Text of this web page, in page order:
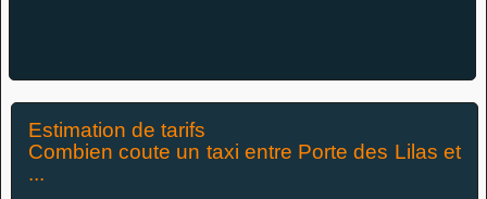
Estimation de tarifs
Combien coute un taxi entre Porte des Lilas et
...